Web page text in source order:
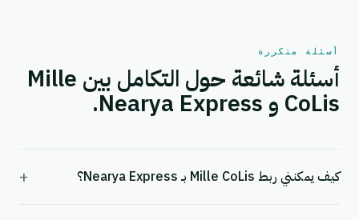
أسئلة متكررة
أسئلة شائعة حول التكامل بين Mille
CoLis و Nearya Express.
كيف يمكنني ربط Mille CoLis بـ Nearya Express؟ +